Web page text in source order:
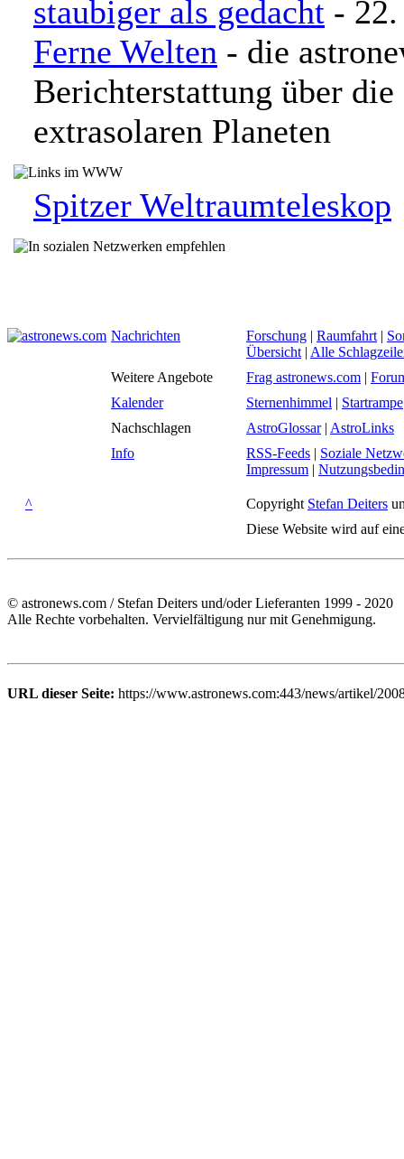
staubiger als gedacht -
Ferne Welten - die
Berichterstattung über die
extrasolaren Planeten
Spitzer Weltraumteleskop
Nachrichten Forschung | Raumfahrt |
Übersicht | Alle
Weitere Angebote
Frag astronews.com |
Kalender
Sternenhimmel | Startrampe
Nachschlagen
AstroGlossar| AstroLinks
Info
RSS-Feeds | Soziale
Impressum |
^ Copyright Stefan Deiters
Diese Website wird auf
© astronews.com / Stefan Deiters und/oder Lieferanten 1999 - 2020
Alle Rechte vorbehalten. Vervielfältigung nur mit Genehmigung.
URL dieser Seite: https://www.astronews.com:443/news/artikel/